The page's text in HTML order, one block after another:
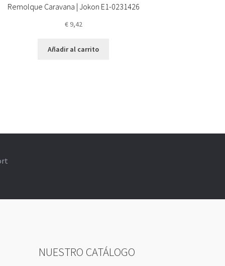
Remolque Caravana | Jokon E1-0231426
€9,42
Añadir al carrito
NUESTRO CATÁLOGO